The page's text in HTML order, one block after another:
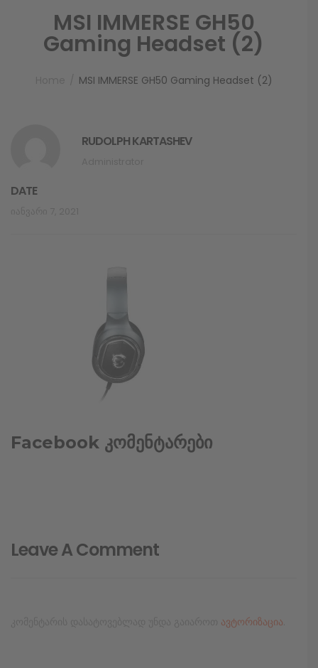
MSI IMMERSE GH50
Gaming Headset (2)
MSI IMMERSE GH50 Gaming Headset (2)
RUDOLPH KARTASHEV
DATE
Facebook კომენტარები
Leave A Comment
ავტორიზაცია